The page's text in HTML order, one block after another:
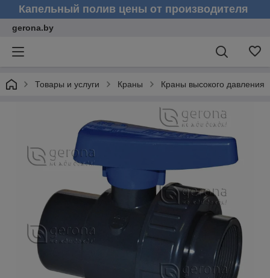
Капельный полив цены от производителя
gerona.by
Товары и услуги Краны Краны высокого давления